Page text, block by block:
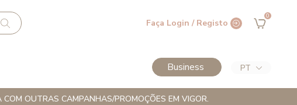
Faça Login / Registo
0
Business PT
OUTRAS CAMPANHAS/PROMOÇÕES EM VIGOR.